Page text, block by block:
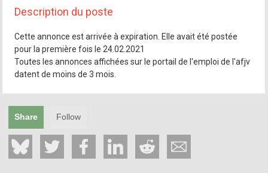
Description du poste
Cette annonce est arrivée à expiration. Elle avait été postée
pour la première fois le 24.02.2021
Toutes les annonces affichées sur le portail de l'emploi de l'afjv
datent de moins de 3 mois.
Share Follow